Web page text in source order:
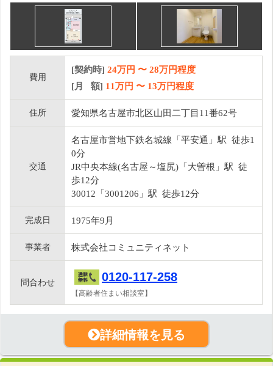
費用
[契約時] 24万円 〜 28万円程度
[月 額] 11万円 〜 13万円程度
住所 愛知県名古屋市北区山田二丁目11番62号
交通
名古屋市営地下鉄名城線「平安通」駅 徒歩1
0分
JR中央本線(名古屋～塩尻)「大曽根」駅 徒
歩12分
30012「3001206」駅 徒歩12分
完成日 1975年9月
事業者 株式会社コミュニティネット
問合わせ 0120-117-258
【高齢者住まい相談室】
詳細情報を見る